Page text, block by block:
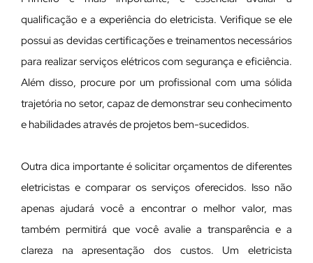
qualificação e a experiência do eletricista. Verifique se ele
possui as devidas certificações e treinamentos necessários
para realizar serviços elétricos com segurança e eficiência.
Além disso, procure por um profissional com uma sólida
trajetória no setor, capaz de demonstrar seu conhecimento
e habilidades através de projetos bem-sucedidos.
Outra dica importante é solicitar orçamentos de diferentes
eletricistas e comparar os serviços oferecidos. Isso não
apenas ajudará você a encontrar o melhor valor, mas
também permitirá que você avalie a transparência e a
clareza na apresentação dos custos. Um eletricista